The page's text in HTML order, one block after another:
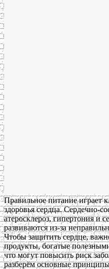
Правильное питание играет
здоровья сердца. Сердечно-
атеросклероз, гипертония и
развиваются из-за
Чтобы защитить сердце,
продукты, богатые
что могут повысить риск
разберём основные